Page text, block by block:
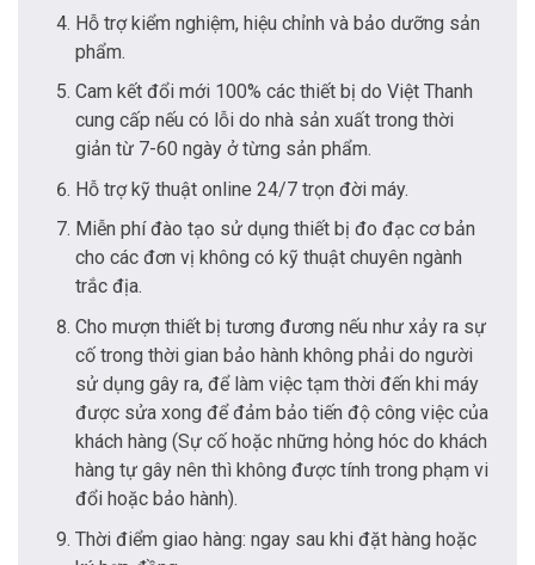
Hỗ trợ kiểm nghiệm, hiệu chỉnh và bảo dưỡng sản
phẩm.
Cam kết đổi mới 100% các thiết bị do Việt Thanh
cung cấp nếu có lỗi do nhà sản xuất trong thời
giản từ 7-60 ngày ở từng sản phẩm.
Hỗ trợ kỹ thuật online 24/7 trọn đời máy.
Miễn phí đào tạo sử dụng thiết bị đo đạc cơ bản
cho các đơn vị không có kỹ thuật chuyên ngành
trắc địa.
Cho mượn thiết bị tương đương nếu như xảy ra sự
cố trong thời gian bảo hành không phải do người
sử dụng gây ra, để làm việc tạm thời đến khi máy
được sửa xong để đảm bảo tiến độ công việc của
khách hàng (Sự cố hoặc những hỏng hóc do khách
hàng tự gây nên thì không được tính trong phạm vi
đổi hoặc bảo hành).
Thời điểm giao hàng: ngay sau khi đặt hàng hoặc